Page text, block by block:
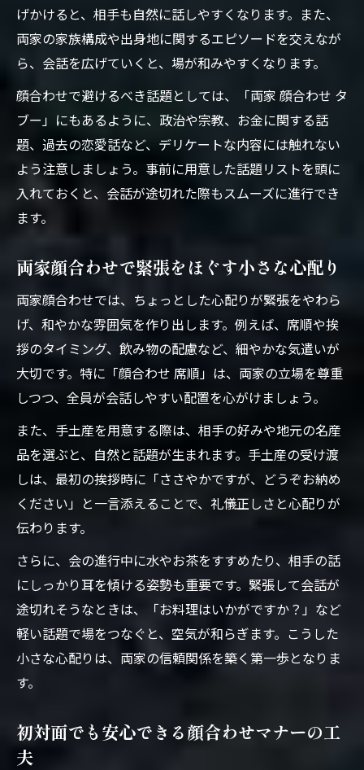
げかけると、相手も自然に話しやすくなります。また、
両家の家族構成や出身地に関するエピソードを交えなが
ら、会話を広げていくと、場が和みやすくなります。
顔合わせで避けるべき話題としては、「両家 顔合わせ タ
ブー」にもあるように、政治や宗教、お金に関する話
題、過去の恋愛話など、デリケートな内容には触れない
よう注意しましょう。事前に用意した話題リストを頭に
入れておくと、会話が途切れた際もスムーズに進行でき
ます。
両家顔合わせで緊張をほぐす小さな心配り
両家顔合わせでは、ちょっとした心配りが緊張をやわら
げ、和やかな雰囲気を作り出します。例えば、席順や挨
拶のタイミング、飲み物の配慮など、細やかな気遣いが
大切です。特に「顔合わせ 席順」は、両家の立場を尊重
しつつ、全員が会話しやすい配置を心がけましょう。
また、手土産を用意する際は、相手の好みや地元の名産
品を選ぶと、自然と話題が生まれます。手土産の受け渡
しは、最初の挨拶時に「ささやかですが、どうぞお納め
ください」と一言添えることで、礼儀正しさと心配りが
伝わります。
さらに、会の進行中に水やお茶をすすめたり、相手の話
にしっかり耳を傾ける姿勢も重要です。緊張して会話が
途切れそうなときは、「お料理はいかがですか？」など
軽い話題で場をつなぐと、空気が和らぎます。こうした
小さな心配りは、両家の信頼関係を築く第一歩となりま
す。
初対面でも安心できる顔合わせマナーの工
夫